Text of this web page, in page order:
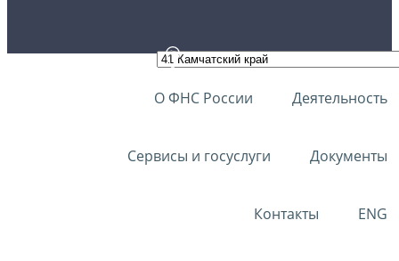
О ФНС России Деятельность
Сервисы и госуслуги Документы
Контакты ENG